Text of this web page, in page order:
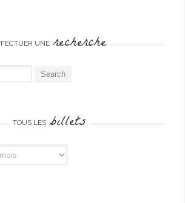
UNE recherche
TOUS LES billets